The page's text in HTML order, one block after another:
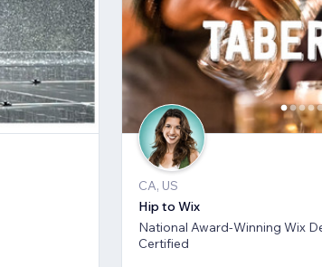
CA, US
Hip to Wix
National Award-Winning Wix
Certified